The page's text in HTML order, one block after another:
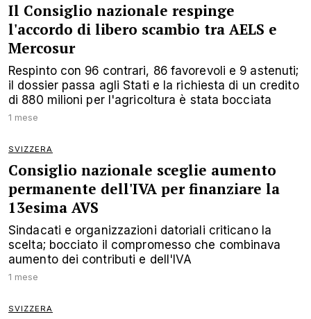
Il Consiglio nazionale respinge
l'accordo di libero scambio tra AELS e
Mercosur
Respinto con 96 contrari, 86 favorevoli e 9 astenuti;
il dossier passa agli Stati e la richiesta di un credito
di 880 milioni per l'agricoltura è stata bocciata
1 mese
SVIZZERA
Consiglio nazionale sceglie aumento
permanente dell'IVA per finanziare la
13esima AVS
Sindacati e organizzazioni datoriali criticano la
scelta; bocciato il compromesso che combinava
aumento dei contributi e dell'IVA
1 mese
SVIZZERA